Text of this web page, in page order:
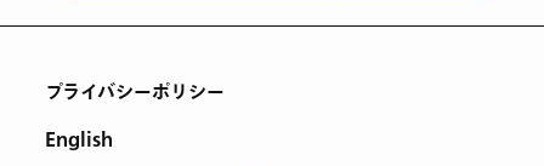
プライバシーポリシー
English